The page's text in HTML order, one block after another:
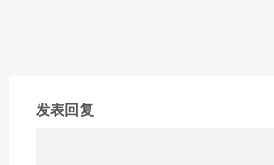
发表回复